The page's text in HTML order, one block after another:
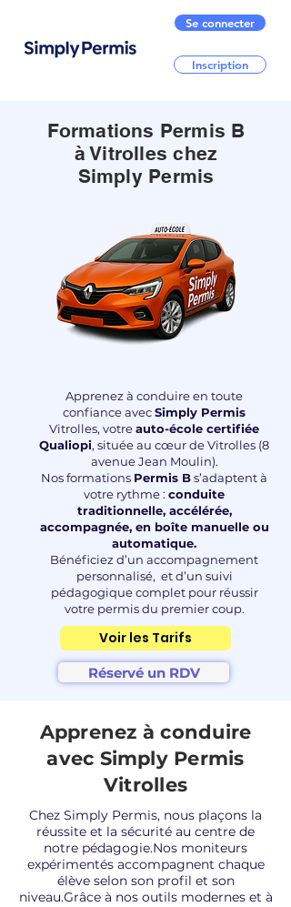
Se connecter
Inscription
Formations Permis B
à Vitrolles chez
Simply Permis
Apprenez à conduire en toute
confiance avecSimply Permis
Vitrolles, votreauto-école certifiée
Qualiopi, située au cœur de Vitrolles (8
avenue Jean Moulin).
Nos formations Permis Bs’adaptent à
votre rythme : conduite
traditionnelle, accélérée,
accompagnée, en boîte manuelle ou
automatique.
Bénéficiez d’un accompagnement
personnalisé, et d’un suivi
pédagogique complet pour réussir
votre permis du premier coup.
Voir les Tarifs
Réservé un RDV
Apprenez à conduire
avec Simply Permis
Vitrolles
Chez Simply Permis, nous plaçons la
réussite et la sécurité au centre de
notre pédagogie.Nos moniteurs
expérimentés accompagnent chaque
élève selon son profil et son
niveau.Grâce à nos outils modernes et à